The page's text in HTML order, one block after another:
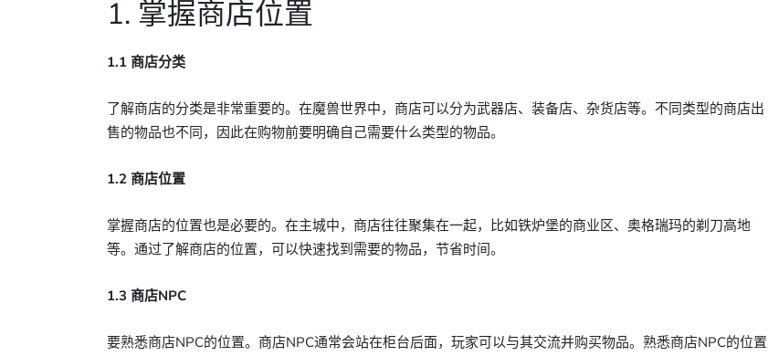
1. 掌握商店位置
1.1 商店分类
了解商店的分类是非常重要的。在魔兽世界中，商店可以分为武器店、装备店、杂货店等。不同类型的商店出
售的物品也不同，因此在购物前要明确自己需要什么类型的物品。
1.2 商店位置
掌握商店的位置也是必要的。在主城中，商店往往聚集在一起，比如铁炉堡的商业区、奥格瑞玛的剃刀高地
等。通过了解商店的位置，可以快速找到需要的物品，节省时间。
1.3 商店NPC
要熟悉商店NPC的位置。商店NPC通常会站在柜台后面，玩家可以与其交流并购买物品。熟悉商店NPC的位置